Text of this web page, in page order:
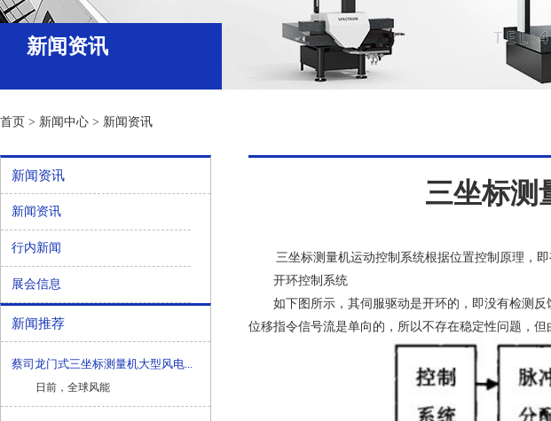
新闻资讯
首页 > 新闻中心 > 新闻资讯
新闻资讯
新闻资讯
行内新闻
展会信息
新闻推荐
蔡司龙门式三坐标测量机大型风电...
日前，全球风能
三坐标测
三坐标测量机运动控制系统根据位置控制原理，即
开环控制系统
如下图所示，其伺服驱动是开环的，即没有检测反
位移指令信号流是单向的，所以不存在稳定性问题，